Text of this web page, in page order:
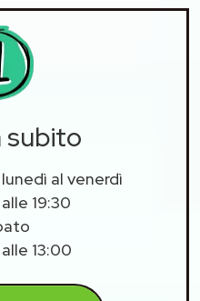
subito
al venerdì
19:30
13:00